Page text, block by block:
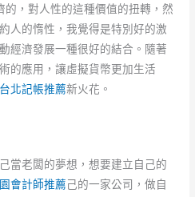
的，對人性的這種價值的扭轉，然
人的惰性，我覺得是特別好的激
經濟發展一種很好的結合。隨著
的應用，讓虛擬貨幣更加生活
台北記帳推薦新火花。
當老闆的夢想，想要建立自己的
會計師推薦己的一家公司，做自